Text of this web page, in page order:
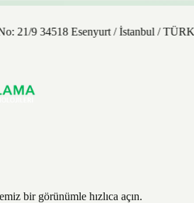
Esenyurt / İstanbul / TÜRKİYE
bir görünümle hızlıca açın.